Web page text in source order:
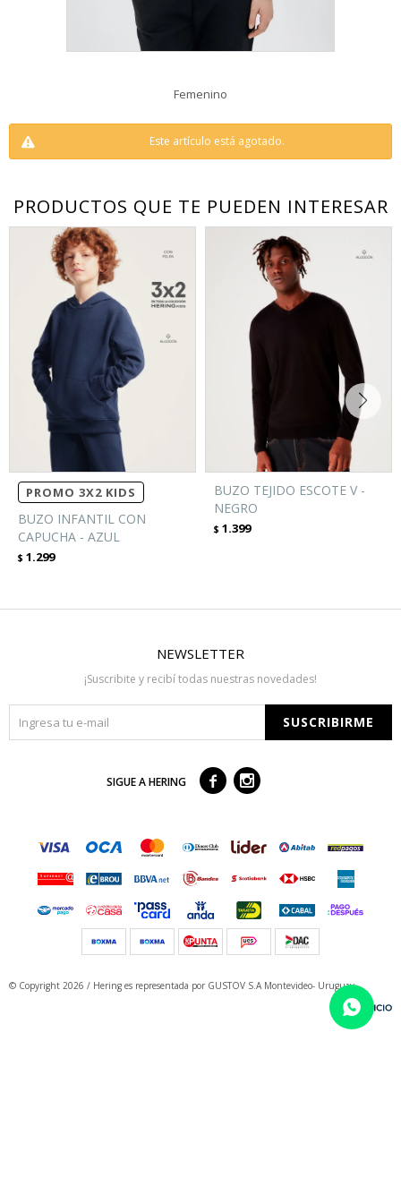
Femenino
Este artículo está agotado.
PRODUCTOS QUE TE PUEDEN INTERESAR
PROMO 3X2 KIDS
BUZO INFANTIL CON
CAPUCHA - AZUL
$ 1.299
BUZO TEJIDO ESCOTE V -
NEGRO
$ 1.399
NEWSLETTER
¡Suscribite y recibí todas nuestras novedades!
SUSCRIBIRME
SIGUE A HERING  
© Copyright 2026 / Hering es representada por GUSTOV S.A Montevideo- Uruguay